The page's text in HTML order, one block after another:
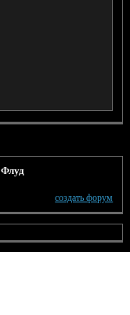
Флуд
создать форум